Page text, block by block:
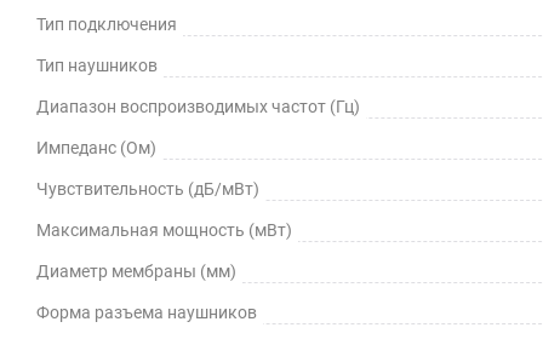
Тип подключения
Тип наушников
Диапазон воспроизводимых частот (Гц)
Импеданс (Ом)
Чувствительность (дБ/мВт)
Максимальная мощность (мВт)
Диаметр мембраны (мм)
Форма разъема наушников